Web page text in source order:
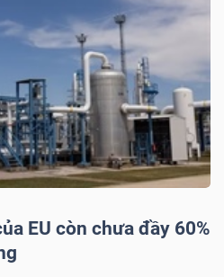
EU còn chưa đầy 60%